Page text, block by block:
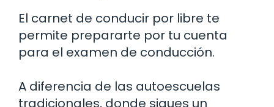
El carnet de conducir por libre te
permite prepararte por tu cuenta
para el examen de conducción.
A diferencia de las autoescuelas
tradicionales, donde sigues un